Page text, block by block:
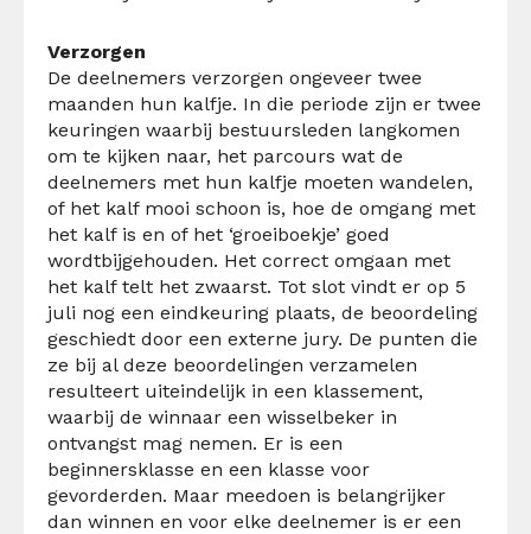
Verzorgen
De deelnemers verzorgen ongeveer twee
maanden hun kalfje. In die periode zijn er twee
keuringen waarbij bestuursleden langkomen
om te kijken naar, het parcours wat de
deelnemers met hun kalfje moeten wandelen,
of het kalf mooi schoon is, hoe de omgang met
het kalf is en of het ‘groeiboekje’ goed
wordtbijgehouden. Het correct omgaan met
het kalf telt het zwaarst. Tot slot vindt er op 5
juli nog een eindkeuring plaats, de beoordeling
geschiedt door een externe jury. De punten die
ze bij al deze beoordelingen verzamelen
resulteert uiteindelijk in een klassement,
waarbij de winnaar een wisselbeker in
ontvangst mag nemen. Er is een
beginnersklasse en een klasse voor
gevorderden. Maar meedoen is belangrijker
dan winnen en voor elke deelnemer is er een